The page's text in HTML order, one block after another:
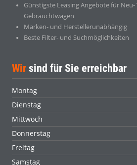
Günstigste Leasing Angebote für
Gebrauchtwagen
Marken- und Herstellerunabhängig
Beste Filter- und Suchmöglichkeiten
Wir sind für Sie erreichbar
Montag
Dienstag
Mittwoch
Donnerstag
Freitag
Samstag